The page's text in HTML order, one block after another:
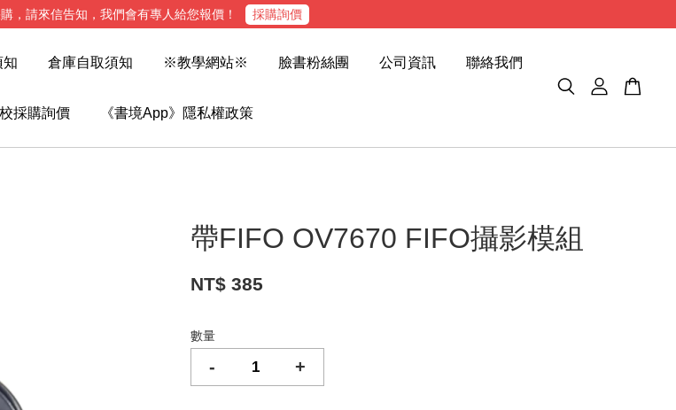
，請來信告知，我們會有專人給您報價！ 採購詢價
知 倉庫自取須知 ※教學網站※ 臉書粉絲團 公司資訊 聯絡我們
採購詢價 《書境App》隱私權政策
帶FIFO OV7670 FIFO攝影模組
NT$ 385
數量
- +